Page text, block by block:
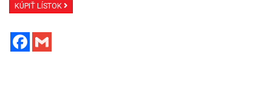
KÚPIŤ LÍSTOK
Facebook